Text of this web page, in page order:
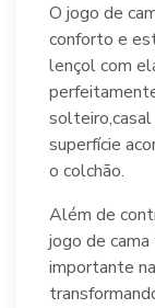
O jogo de
conforto e
lençol com
solteiro,casal
superfície
o colchão.
Além de
jogo de
importante